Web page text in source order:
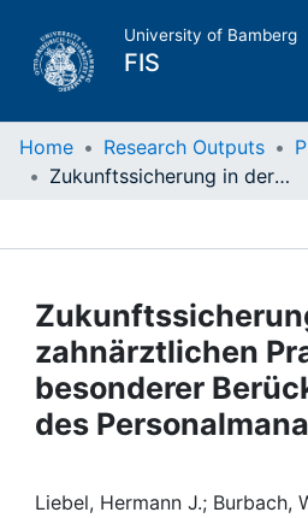
University of Bamberg
FIS
Home
Projects
People
Home Research Outputs
Zukunftssicherung in der zahnärztlichen Praxis unter besonderer Berücksichtigung des Personalmanagements
zahnärztlichen
besonderer
des
Liebel, Hermann J.; Burbach,